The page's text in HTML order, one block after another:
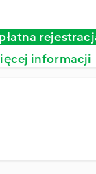
informacji